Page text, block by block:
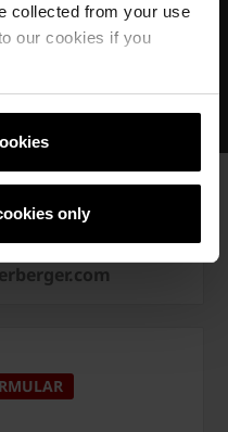
collected from your use
our cookies if you
only
von Menschen
Gebäudehülle
durch
70-0